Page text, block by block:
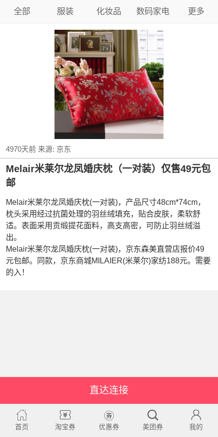
全部 服装 化妆品 数码家电 更多
4970天前来源: 京东
Melair米莱尔龙凤婚庆枕（一对装）仅售49元包
邮
Melair米莱尔龙凤婚庆枕(一对装)，产品尺寸48cm*74cm，
枕头采用经过抗菌处理的羽丝绒填充，贴合皮肤，柔软舒
适。表面采用贡缎提花面料，高支高密，可防止羽丝绒溢
出。
Melair米莱尔龙凤婚庆枕(一对装)，京东森美直营店报价49
元包邮。同款，京东商城MILAIER(米莱尔)家纺188元。需要
的入！
直达连接
首页 淘宝券 优惠券 美团券 我的